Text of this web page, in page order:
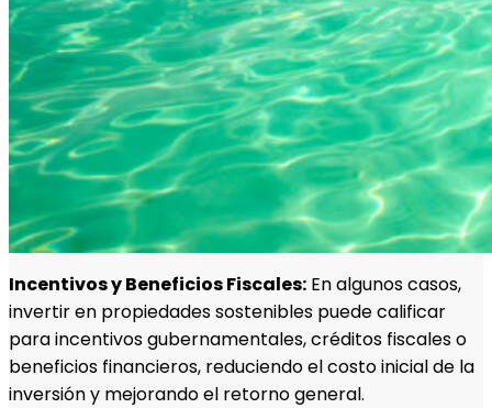
Incentivos y Beneficios Fiscales: En algunos casos,
invertir en propiedades sostenibles puede calificar
para incentivos gubernamentales, créditos fiscales o
beneficios financieros, reduciendo el costo inicial de la
inversión y mejorando el retorno general.